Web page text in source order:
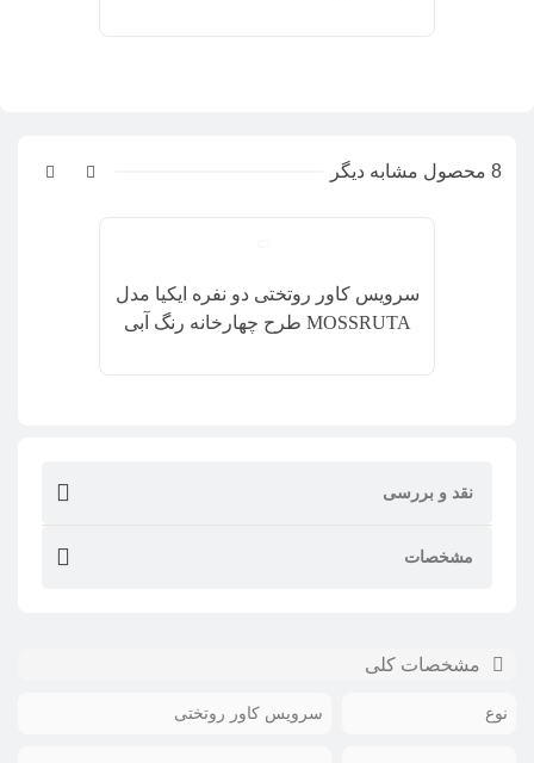
8 محصول مشابه دیگر
سرویس کاور روتختی دو نفره ایکیا مدل
MOSSRUTA طرح چهارخانه رنگ آبی
نقد و بررسی
مشخصات
مشخصات کلی
نوع سرویس کاور روتختی